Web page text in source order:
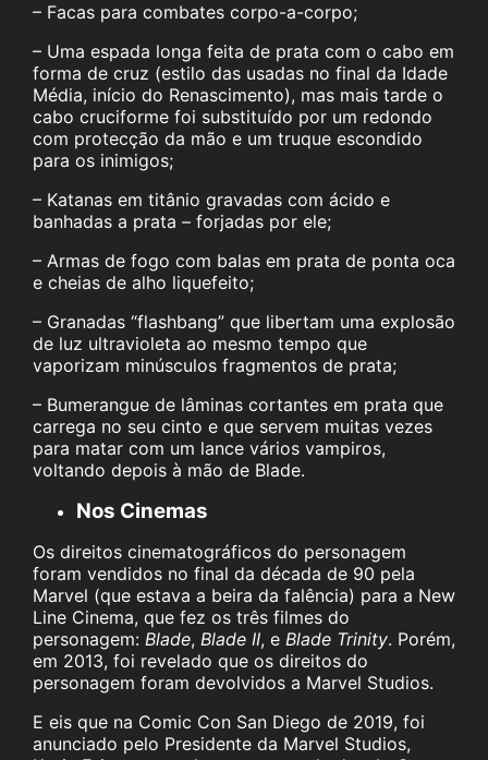
– Facas para combates corpo-a-corpo;
– Uma espada longa feita de prata com o cabo em
forma de cruz (estilo das usadas no final da Idade
Média, início do Renascimento), mas mais tarde o
cabo cruciforme foi substituído por um redondo
com protecção da mão e um truque escondido
para os inimigos;
– Katanas em titânio gravadas com ácido e
banhadas a prata – forjadas por ele;
– Armas de fogo com balas em prata de ponta oca
e cheias de alho liquefeito;
– Granadas “flashbang” que libertam uma explosão
de luz ultravioleta ao mesmo tempo que
vaporizam minúsculos fragmentos de prata;
– Bumerangue de lâminas cortantes em prata que
carrega no seu cinto e que servem muitas vezes
para matar com um lance vários vampiros,
voltando depois à mão de Blade.
Nos Cinemas
Os direitos cinematográficos do personagem
foram vendidos no final da década de 90 pela
Marvel (que estava a beira da falência) para a New
Line Cinema, que fez os três filmes do
personagem: Blade, Blade II, e Blade Trinity. Porém,
em 2013, foi revelado que os direitos do
personagem foram devolvidos a Marvel Studios.
E eis que na Comic Con San Diego de 2019, foi
anunciado pelo Presidente da Marvel Studios,